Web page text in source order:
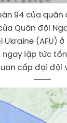
94 của
Quân đội
(AFU)
ngay lập tức
cấp đại đội